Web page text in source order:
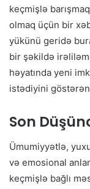
keçmişlə
olmaq üçün bir
yükünü geridə
bir şəkildə
həyatında yeni
istədiyini
Son
Ümumiyyətlə,
və emosional
keçmişlə bağlı